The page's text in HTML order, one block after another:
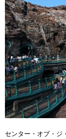
センター・オブ・ジ